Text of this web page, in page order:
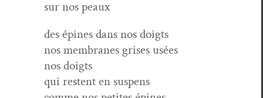
sur nos peaux
des épines dans nos doigts
nos mem­branes gris­es usées
nos doigts
qui restent en suspens